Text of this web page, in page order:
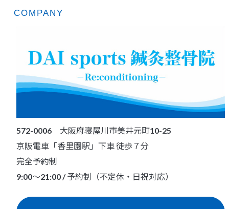
COMPANY
572-0006 大阪府寝屋川市美井元町10-25
京阪電車「香里園駅」下車 徒歩７分
完全予約制
9:00～21:00 / 予約制（不定休・日祝対応）